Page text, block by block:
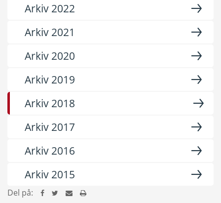
Arkiv 2022
Arkiv 2021
Arkiv 2020
Arkiv 2019
Arkiv 2018
Arkiv 2017
Arkiv 2016
Arkiv 2015
Del på: